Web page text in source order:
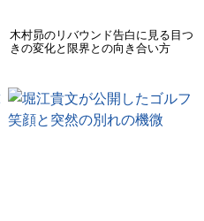
木村昴のリバウンド告白に見る目つ
きの変化と限界との向き合い方